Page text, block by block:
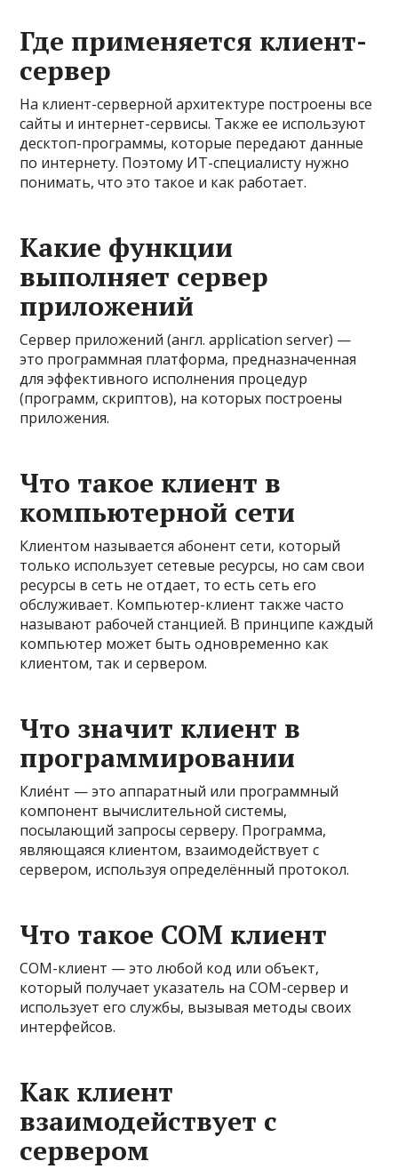
Где применяется клиент-
сервер
На клиент-серверной архитектуре построены все
сайты и интернет-сервисы. Также ее используют
десктоп-программы, которые передают данные
по интернету. Поэтому ИТ-специалисту нужно
понимать, что это такое и как работает.
Какие функции
выполняет сервер
приложений
Сервер приложений (англ. application server) —
это программная платформа, предназначенная
для эффективного исполнения процедур
(программ, скриптов), на которых построены
приложения.
Что такое клиент в
компьютерной сети
Клиентом называется абонент сети, который
только использует сетевые ресурсы, но сам свои
ресурсы в сеть не отдает, то есть сеть его
обслуживает. Компьютер-клиент также часто
называют рабочей станцией. В принципе каждый
компьютер может быть одновременно как
клиентом, так и сервером.
Что значит клиент в
программировании
Клие́нт — это аппаратный или программный
компонент вычислительной системы,
посылающий запросы серверу. Программа,
являющаяся клиентом, взаимодействует с
сервером, используя определённый протокол.
Что такое COM клиент
COM-клиент — это любой код или объект,
который получает указатель на COM-сервер и
использует его службы, вызывая методы своих
интерфейсов.
Как клиент
взаимодействует с
сервером